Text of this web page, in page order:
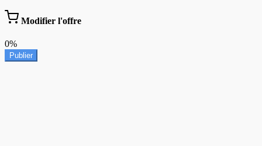
Modifier l'offre
0%
Publier